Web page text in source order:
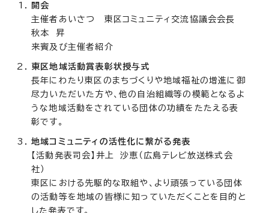
開会
主催者あいさつ 東区コミュニティ交流協議会会長
秋本 昇
来賓及び主催者紹介
東区地域活動賞表彰状授与式
長年にわたり東区のまちづくりや地域福祉の増進に御
尽力いただいた方や、他の自治組織等の模範となるよ
うな地域活動をされている団体の功績をたたえる表
彰です。
地域コミュニティの活性化に繋がる発表
【活動発表司会】井上 沙恵（広島テレビ放送株式会
社）
東区における先駆的な取組や、より頑張っている団体
の活動等を地域の皆様に知っていただくことを目的と
した発表です。